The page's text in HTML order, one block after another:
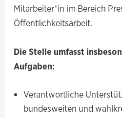
Mitarbeiter*in im Bereich
Öffentlichkeitsarbeit.
Die Stelle umfasst
Aufgaben:
Verantwortliche
bundesweiten und